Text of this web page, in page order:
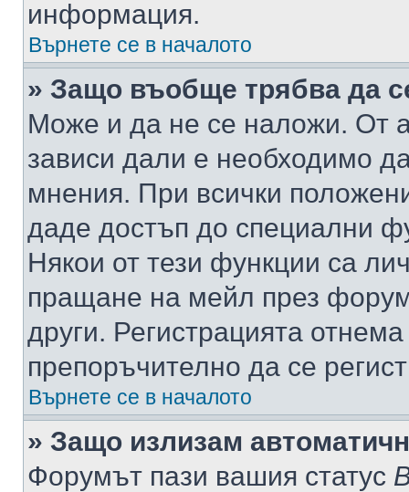
информация.
Върнете се в началото
» Защо въобще трябва да
Може и да не се наложи. От
зависи дали е необходимо
мнения. При всички
даде достъп до специални
Някои от тези функции са
пращане на мейл през
други. Регистрацията
препоръчително да се
Върнете се в началото
» Защо излизам
Форумът пази вашия статус